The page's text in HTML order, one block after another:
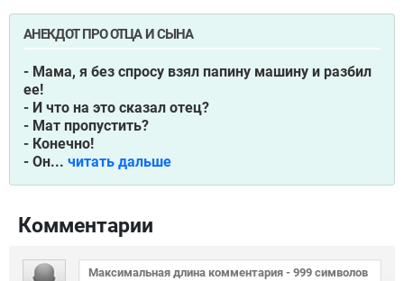
АНЕКДОТ ПРО ОТЦА И СЫНА
- Мама, я без спросу взял папину машину и разбил
ее!
- И что на это сказал отец?
- Мат пропустить?
- Конечно!
- Он... читать дальше
Комментарии